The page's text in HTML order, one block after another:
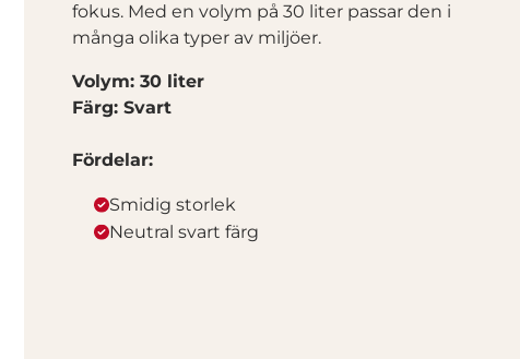
fokus. Med en volym på 30 liter passar den i
många olika typer av miljöer.
Volym: 30 liter
Färg: Svart
Fördelar:
Smidig storlek
Neutral svart färg